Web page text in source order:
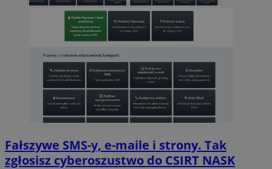
Fałszywe SMS-y, e-maile i strony. Tak
zgłosisz cyberoszustwo do CSIRT NASK